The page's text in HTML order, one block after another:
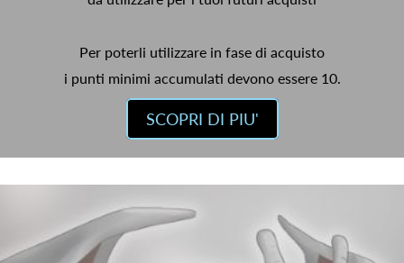
Per poterli utilizzare in fase di acquisto
i punti minimi accumulati devono essere 10.
SCOPRI DI PIU'